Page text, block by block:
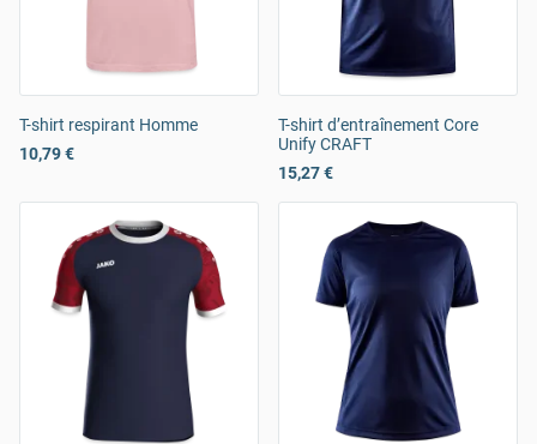
T-shirt respirant Homme
10,79 €
T-shirt d’entraînement Core
Unify CRAFT
15,27 €